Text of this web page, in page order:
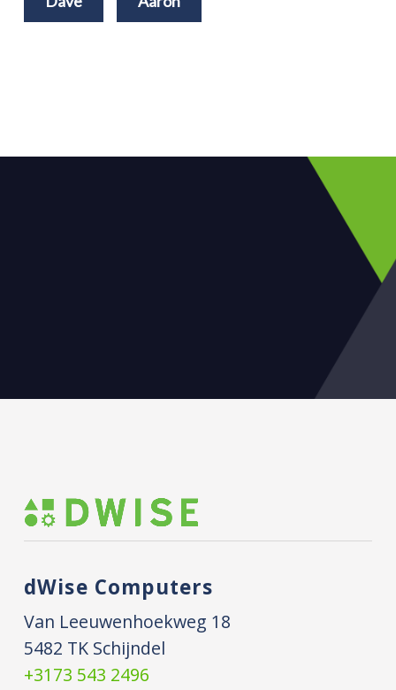
dWise Computers
Van Leeuwenhoekweg 18
5482 TK Schijndel
+3173 543 2496